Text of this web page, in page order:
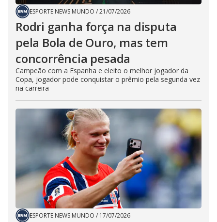
ESPORTE NEWS MUNDO /21/07/2026
Rodri ganha força na disputa
pela Bola de Ouro, mas tem
concorrência pesada
Campeão com a Espanha e eleito o melhor jogador da
Copa, jogador pode conquistar o prêmio pela segunda vez
na carreira
ESPORTE NEWS MUNDO / 17/07/2026